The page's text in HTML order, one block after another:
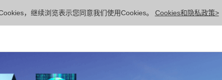
，继续浏览表示您同意我们使用Cookies。 Cookies和隐私政策>